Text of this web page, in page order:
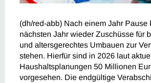
(dh/red-abb) Nach einem Jahr Pause
nächsten Jahr wieder Zuschüsse für
und altersgerechtes Umbauen zur
stehen. Hierfür sind in 2026 laut
Haushaltsplanungen 50 Millionen
vorgesehen. Die endgültige